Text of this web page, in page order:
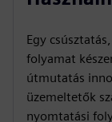
Egy
folyamat
útmutatás
üzemeltetők
nyomtatási